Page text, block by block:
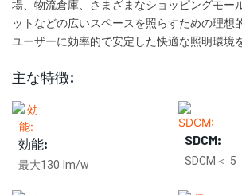
場、物流倉庫、さまざまなショッピングモー
ットなどの広いスペースを照らすための理想
ユーザーに効率的で安定した快適な照明環境
主な特徴:
効能:
最大130 lm/w
SDCM:
SDCM＜ 5